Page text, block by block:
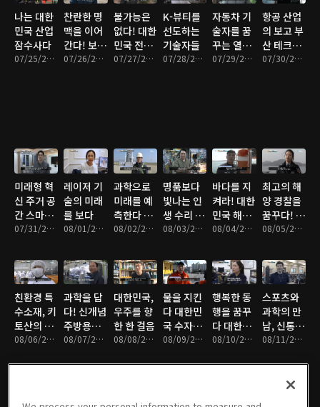
나는 대한
민국 산업
잠수사다
07/25/2025 • 12분
찬란한 명
맥을 이어
간다! 보석
기술자들07/26/2025 • 12분
불가능은
없다! 대한
민국 전기
기술자 07/27/2025 • 12분
K-뷰티를
선도하는
기술자들
07/28/2025 • 12분
자동차 기
술자를 꿈
꾸는 열혈
여고생 삼
07/29/2025 • 11분
항공 산업
의 보고 부
산 테크센
터
07/30/2025 • 11분
미래형 혁
신 주거 공
간 스마트
홈
07/31/2025 • 11분
레이저 기
술의 미래
를 보다
08/01/2025 • 12분
과학으로
미래를 예
측한다 기
상기술자08/02/2025 • 12분
명품보다
빛나는 인
생 수리 기
술자들 08/03/2025 • 12분
바다를 지
켜라! 대한
민국 해양
경찰
08/04/2025 • 11분
최고의 해
양 경찰을
꿈꾸다! 열
혈 신입 여
기
08/05/2025 • 11분
친환경 특
수소재, 키
토산의 재
발견
08/06/2025 • 11분
과학을 답
다! 신개념
주방용품
의 세계 08/07/2025 • 11분
대한민국,
우주를 향
한 한 걸음
08/08/2025 • 12분
물을 지킨
다 대한민
국 수자원
기술
08/09/2025 • 10분
행복한 동
행을 꿈꾸
다 대한민
국 특수 사
08/10/2025 • 12분
스포츠와
과학의 만
남, 신통방
통 테이핑
08/11/2025 • 10분